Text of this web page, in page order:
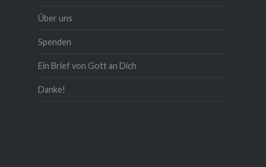
Über uns
Spenden
Ein Brief von Gott an Dich
Danke!